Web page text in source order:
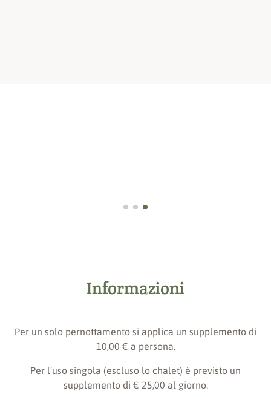
Informazioni
Per un solo pernottamento si applica un supplemento di
10,00 € a persona.
Per l'uso singola (escluso lo chalet) è previsto un
supplemento di € 25,00 al giorno.